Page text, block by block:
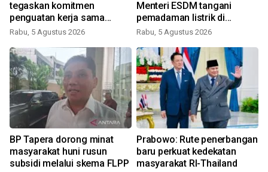
tegaskan komitmen
penguatan kerja sama
Indonesia -Sarawak,
Rabu, 5 Agustus 2026
Menteri ESDM tangani
pemadaman listrik di
Kalimantan
Rabu, 5 Agustus 2026
BP Tapera dorong minat
masyarakat huni rusun
subsidi melalui skema FLPP
Prabowo: Rute penerbangan
baru perkuat kedekatan
masyarakat RI-Thailand